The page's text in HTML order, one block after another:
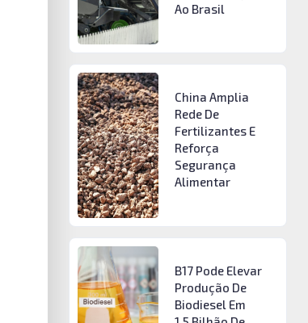
Ao Brasil
China Amplia
Rede De
Fertilizantes E
Reforça
Segurança
Alimentar
B17 Pode Elevar
Produção De
Biodiesel Em